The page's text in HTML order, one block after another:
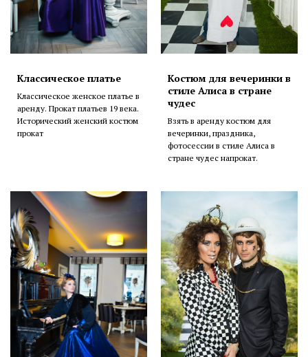
Классическое платье
Классическое женское платье в
аренду. Прокат платьев 19 века.
Исторический женский костюм
прокат
Костюм для вечеринки в
стиле Алиса в стране
чудес
Взять в аренду костюм для
вечеринки, праздника,
фотосессии в стиле Алиса в
стране чудес напрокат.